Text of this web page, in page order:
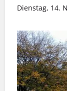
Dienstag, 14.